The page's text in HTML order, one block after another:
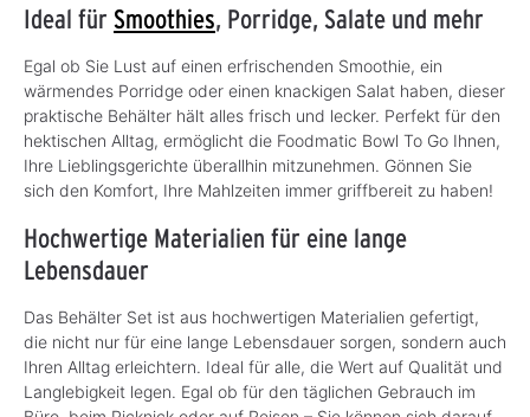
Ideal für Smoothies, Porridge, Salate und mehr
Egal ob Sie Lust auf einen erfrischenden Smoothie, ein
wärmendes Porridge oder einen knackigen Salat haben, dieser
praktische Behälter hält alles frisch und lecker. Perfekt für den
hektischen Alltag, ermöglicht die Foodmatic Bowl To Go Ihnen,
Ihre Lieblingsgerichte überallhin mitzunehmen. Gönnen Sie
sich den Komfort, Ihre Mahlzeiten immer griffbereit zu haben!
Hochwertige Materialien für eine lange
Lebensdauer
Das Behälter Set ist aus hochwertigen Materialien gefertigt,
die nicht nur für eine lange Lebensdauer sorgen, sondern auch
Ihren Alltag erleichtern. Ideal für alle, die Wert auf Qualität und
Langlebigkeit legen. Egal ob für den täglichen Gebrauch im